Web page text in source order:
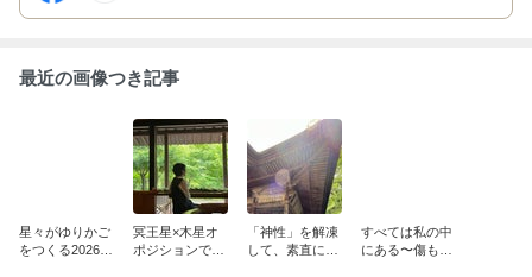
最近の画像つき記事
星々がゆりかご
をつくる2026盛
冥王星×木星オ
ポジションで、
「神性」を解凍
して、素直に生
すべては私の中
にある〜傷も癒